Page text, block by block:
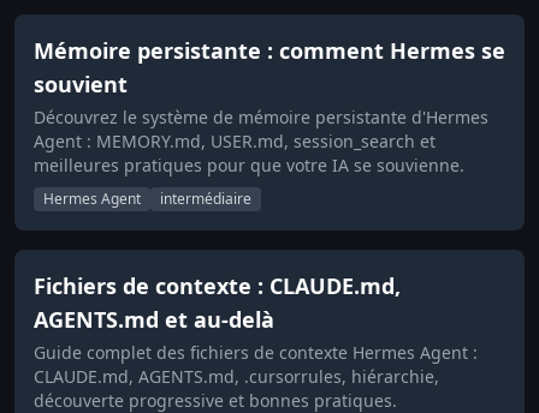
Mémoire persistante : comment Hermes se
souvient
Découvrez le système de mémoire persistante d'Hermes
Agent : MEMORY.md, USER.md, session_search et
meilleures pratiques pour que votre IA se souvienne.
Hermes Agent intermédiaire
Fichiers de contexte : CLAUDE.md,
AGENTS.md et au-delà
Guide complet des fichiers de contexte Hermes Agent :
CLAUDE.md, AGENTS.md, .cursorrules, hiérarchie,
découverte progressive et bonnes pratiques.